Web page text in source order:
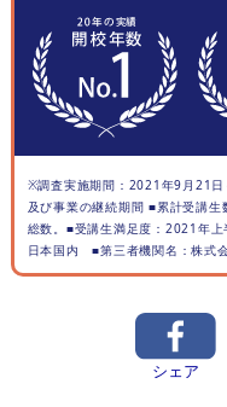
※調査実施期間：2021年9月21
及び事業の継続期間 ■累計受講
総数。■受講生満足度：2021年上
日本国内 ■第三者機関名：株式
シェア